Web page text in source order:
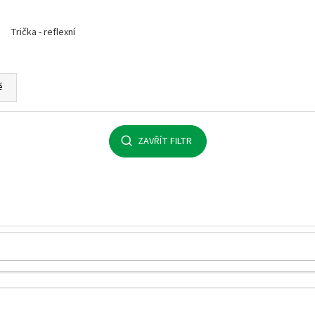
Trička - reflexní
ZAVŘÍT FILTR
92 Kč